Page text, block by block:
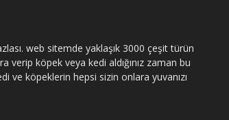
web sitemde yaklaşık 3000 çeşit türün
verip köpek veya kedi aldığınız zaman bu
ve köpeklerin hepsi sizin onlara yuvanızı